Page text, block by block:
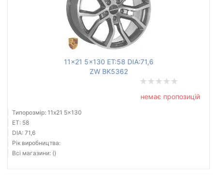
11x21 5x130 ET:58 DIA:71,6
ZW BK5362
немає пропозицій
Типорозмір: 11x21 5x130
ET: 58
DIA: 71,6
Рік виробництва:
Всі магазини: ()